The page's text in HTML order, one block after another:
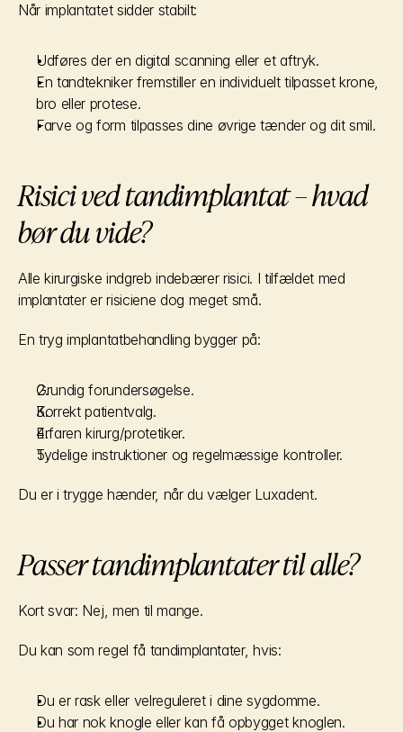
Når implantatet sidder stabilt:
Udføres der en digital scanning eller et aftryk.
En tandtekniker fremstiller en individuelt tilpasset krone,
bro eller protese.
Farve og form tilpasses dine øvrige tænder og dit smil.
Risici ved tandimplantat – hvad
bør du vide?
Alle kirurgiske indgreb indebærer risici. I tilfældet med
implantater er risiciene dog meget små.
En tryg implantatbehandling bygger på:
Grundig forundersøgelse.
Korrekt patientvalg.
Erfaren kirurg/protetiker.
Tydelige instruktioner og regelmæssige kontroller.
Du er i trygge hænder, når du vælger Luxadent.
Passer tandimplantater til alle?
Kort svar: Nej, men til mange.
Du kan som regel få tandimplantater, hvis:
Du er rask eller velreguleret i dine sygdomme.
Du har nok knogle eller kan få opbygget knoglen.